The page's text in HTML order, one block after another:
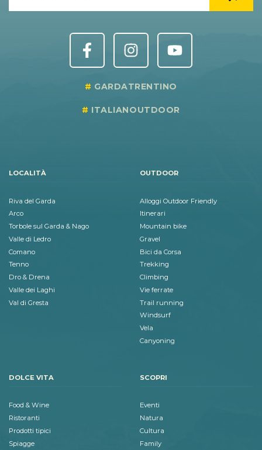
GARDATRENTINO
ITALIANOUTDOOR
LOCALITÀ
Riva del Garda
Arco
Torbole sul Garda & Nago
Valle di Ledro
Comano
Tenno
Dro & Drena
Valle dei Laghi
Val di Gresta
OUTDOOR
Alloggi Outdoor Friendly
Itinerari
Mountain bike
Gravel
Bici da Corsa
Trekking
Climbing
Vie ferrate
Trail running
Windsurf
Vela
Canyoning
DOLCE VITA
Food & Wine
Ristoranti
Prodotti tipici
Spiagge
SCOPRI
Eventi
Natura
Cultura
Family